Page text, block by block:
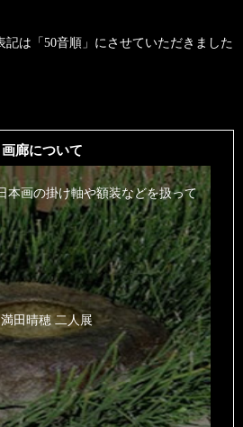
記は「50音順」にさせていただきました
画廊について
本画の掛け軸や額装などを扱って
田晴穂 二人展